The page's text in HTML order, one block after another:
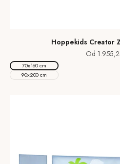
Hoppekids Creator
Prodejní
Od
70x160 cm
90x200 cm